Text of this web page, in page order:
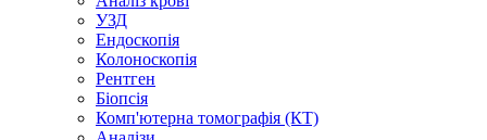
УЗД
Ендоскопія
Колоноскопія
Рентген
Біопсія
Комп'ютерна томографія (КТ)